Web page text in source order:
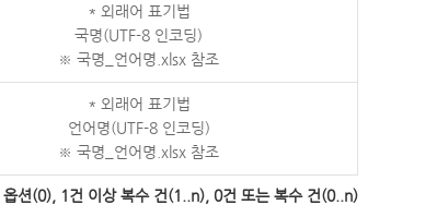
* 외래어 표기법
국명(UTF-8 인코딩)
※ 국명_언어명.xlsx 참조
* 외래어 표기법
언어명(UTF-8 인코딩)
※ 국명_언어명.xlsx 참조
션(0), 1건 이상 복수 건(1..n), 0건 또는 복수 건(0..n)